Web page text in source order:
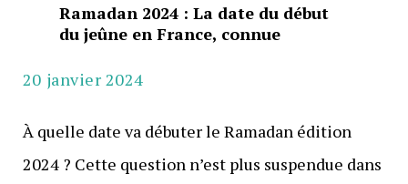
Ramadan 2024 : La date du début
du jeûne en France, connue
20 janvier 2024
À quelle date va débuter le Ramadan édition
2024 ? Cette question n’est plus suspendue dans